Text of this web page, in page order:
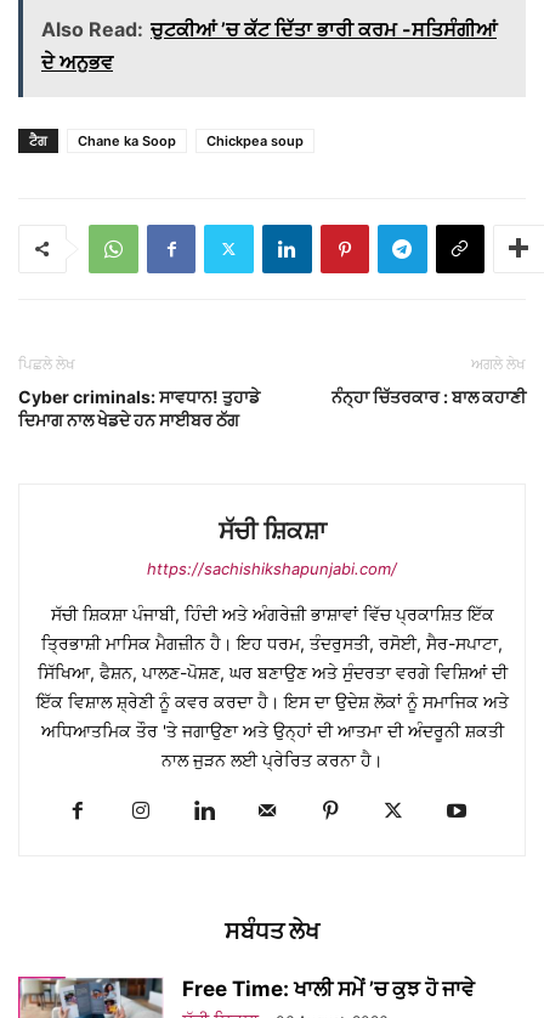
Also Read: ਚੁਟਕੀਆਂ ’ਚ ਕੱਟ ਦਿੱਤਾ ਭਾਰੀ ਕਰਮ -ਸਤਿਸੰਗੀਆਂ
ਦੇ ਅਨੁਭਵ
ਟੈਗ Chane ka Soop Chickpea soup
ਪਿਛਲੇ ਲੇਖ
Cyber ​​criminals: ਸਾਵਧਾਨ! ਤੁਹਾਡੇ
ਦਿਮਾਗ ਨਾਲ ਖੇਡਦੇ ਹਨ ਸਾਈਬਰ ਠੱਗ
ਅਗਲੇ ਲੇਖ
ਨੰਨ੍ਹਾ ਚਿੱਤਰਕਾਰ : ਬਾਲ ਕਹਾਣੀ
ਸੱਚੀ ਸ਼ਿਕਸ਼ਾ
https://sachishikshapunjabi.com/
ਸੱਚੀ ਸ਼ਿਕਸ਼ਾ ਪੰਜਾਬੀ, ਹਿੰਦੀ ਅਤੇ ਅੰਗਰੇਜ਼ੀ ਭਾਸ਼ਾਵਾਂ ਵਿੱਚ ਪ੍ਰਕਾਸ਼ਿਤ ਇੱਕ
ਤ੍ਰਿਭਾਸ਼ੀ ਮਾਸਿਕ ਮੈਗਜ਼ੀਨ ਹੈ। ਇਹ ਧਰਮ, ਤੰਦਰੁਸਤੀ, ਰਸੋਈ, ਸੈਰ-ਸਪਾਟਾ,
ਸਿੱਖਿਆ, ਫੈਸ਼ਨ, ਪਾਲਣ-ਪੋਸ਼ਣ, ਘਰ ਬਣਾਉਣ ਅਤੇ ਸੁੰਦਰਤਾ ਵਰਗੇ ਵਿਸ਼ਿਆਂ ਦੀ
ਇੱਕ ਵਿਸ਼ਾਲ ਸ਼੍ਰੇਣੀ ਨੂੰ ਕਵਰ ਕਰਦਾ ਹੈ। ਇਸ ਦਾ ਉਦੇਸ਼ ਲੋਕਾਂ ਨੂੰ ਸਮਾਜਿਕ ਅਤੇ
ਅਧਿਆਤਮਿਕ ਤੌਰ 'ਤੇ ਜਗਾਉਣਾ ਅਤੇ ਉਨ੍ਹਾਂ ਦੀ ਆਤਮਾ ਦੀ ਅੰਦਰੂਨੀ ਸ਼ਕਤੀ
ਨਾਲ ਜੁੜਨ ਲਈ ਪ੍ਰੇਰਿਤ ਕਰਨਾ ਹੈ।
ਸਬੰਧਤ ਲੇਖ
Free Time: ਖਾਲੀ ਸਮੇਂ ’ਚ ਕੁਝ ਹੋ ਜਾਵੇ